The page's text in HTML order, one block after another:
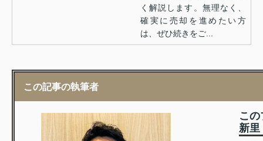
く解説します。無理なく、
確実に売却を進めたい方
は、ぜひ続きをご...
この記事の執筆者
こ
新里